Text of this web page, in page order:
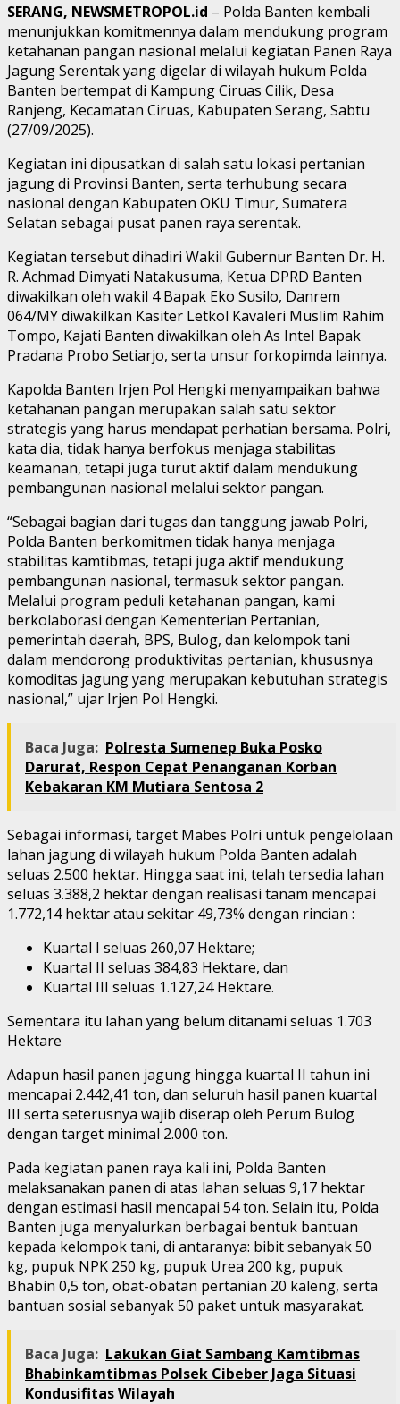
SERANG, NEWSMETROPOL.id – Polda Banten kembali
menunjukkan komitmennya dalam mendukung program
ketahanan pangan nasional melalui kegiatan Panen Raya
Jagung Serentak yang digelar di wilayah hukum Polda
Banten bertempat di Kampung Ciruas Cilik, Desa
Ranjeng, Kecamatan Ciruas, Kabupaten Serang, Sabtu
(27/09/2025).
Kegiatan ini dipusatkan di salah satu lokasi pertanian
jagung di Provinsi Banten, serta terhubung secara
nasional dengan Kabupaten OKU Timur, Sumatera
Selatan sebagai pusat panen raya serentak.
Kegiatan tersebut dihadiri Wakil Gubernur Banten Dr. H.
R. Achmad Dimyati Natakusuma, Ketua DPRD Banten
diwakilkan oleh wakil 4 Bapak Eko Susilo, Danrem
064/MY diwakilkan Kasiter Letkol Kavaleri Muslim Rahim
Tompo, Kajati Banten diwakilkan oleh As Intel Bapak
Pradana Probo Setiarjo, serta unsur forkopimda lainnya.
Kapolda Banten Irjen Pol Hengki menyampaikan bahwa
ketahanan pangan merupakan salah satu sektor
strategis yang harus mendapat perhatian bersama. Polri,
kata dia, tidak hanya berfokus menjaga stabilitas
keamanan, tetapi juga turut aktif dalam mendukung
pembangunan nasional melalui sektor pangan.
“Sebagai bagian dari tugas dan tanggung jawab Polri,
Polda Banten berkomitmen tidak hanya menjaga
stabilitas kamtibmas, tetapi juga aktif mendukung
pembangunan nasional, termasuk sektor pangan.
Melalui program peduli ketahanan pangan, kami
berkolaborasi dengan Kementerian Pertanian,
pemerintah daerah, BPS, Bulog, dan kelompok tani
dalam mendorong produktivitas pertanian, khususnya
komoditas jagung yang merupakan kebutuhan strategis
nasional,” ujar Irjen Pol Hengki.
Baca Juga: Polresta Sumenep Buka Posko
Darurat, Respon Cepat Penanganan Korban
Kebakaran KM Mutiara Sentosa 2
Sebagai informasi, target Mabes Polri untuk pengelolaan
lahan jagung di wilayah hukum Polda Banten adalah
seluas 2.500 hektar. Hingga saat ini, telah tersedia lahan
seluas 3.388,2 hektar dengan realisasi tanam mencapai
1.772,14 hektar atau sekitar 49,73% dengan rincian :
Kuartal I seluas 260,07 Hektare;
Kuartal II seluas 384,83 Hektare, dan
Kuartal III seluas 1.127,24 Hektare.
Sementara itu lahan yang belum ditanami seluas 1.703
Hektare
Adapun hasil panen jagung hingga kuartal II tahun ini
mencapai 2.442,41 ton, dan seluruh hasil panen kuartal
III serta seterusnya wajib diserap oleh Perum Bulog
dengan target minimal 2.000 ton.
Pada kegiatan panen raya kali ini, Polda Banten
melaksanakan panen di atas lahan seluas 9,17 hektar
dengan estimasi hasil mencapai 54 ton. Selain itu, Polda
Banten juga menyalurkan berbagai bentuk bantuan
kepada kelompok tani, di antaranya: bibit sebanyak 50
kg, pupuk NPK 250 kg, pupuk Urea 200 kg, pupuk
Bhabin 0,5 ton, obat-obatan pertanian 20 kaleng, serta
bantuan sosial sebanyak 50 paket untuk masyarakat.
Baca Juga: Lakukan Giat Sambang Kamtibmas
Bhabinkamtibmas Polsek Cibeber Jaga Situasi
Kondusifitas Wilayah